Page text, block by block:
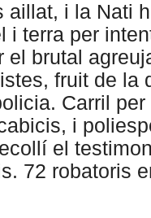
aillat, i la Nati
i terra per
el brutal
fruit de la
Carril
i
el
72 robatoris